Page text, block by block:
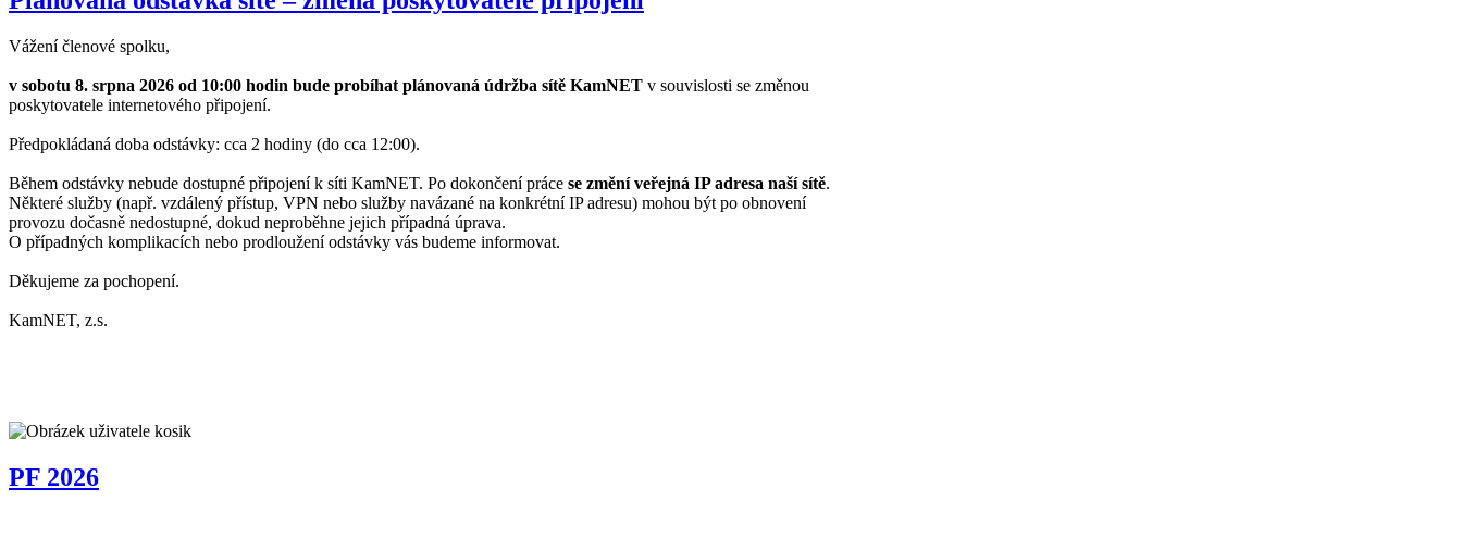
Vážení členové spolku,
v sobotu 8. srpna 2026 od 10:00 hodin bude probíhat plánovaná údržba sítě KamNET v souvislosti se změnou
poskytovatele internetového připojení.
Předpokládaná doba odstávky: cca 2 hodiny (do cca 12:00).
Během odstávky nebude dostupné připojení k síti KamNET. Po dokončení práce se změní veřejná IP adresa naší sítě.
Některé služby (např. vzdálený přístup, VPN nebo služby navázané na konkrétní IP adresu) mohou být po obnovení
provozu dočasně nedostupné, dokud neproběhne jejich případná úprava.
O případných komplikacích nebo prodloužení odstávky vás budeme informovat.
Děkujeme za pochopení.
KamNET, z.s.
PF 2026